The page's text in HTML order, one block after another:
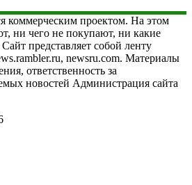
коммерческим проектом. На этом
ни чего не покупают, ни какие
представляет собой ленту
newsru.com. Материалы
ответственность за
новостей Администрация сайта